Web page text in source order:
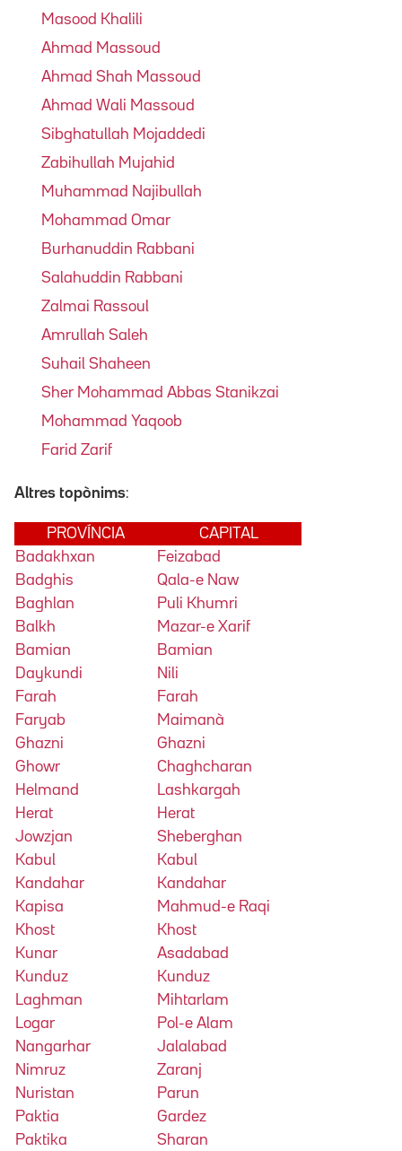
Masood Khalili
Ahmad Massoud
Ahmad Shah Massoud
Ahmad Wali Massoud
Sibghatullah Mojaddedi
Zabihullah Mujahid
Muhammad Najibullah
Mohammad Omar
Burhanuddin Rabbani
Salahuddin Rabbani
Zalmai Rassoul
Amrullah Saleh
Suhail Shaheen
Sher Mohammad Abbas Stanikzai
Mohammad Yaqoob
Farid Zarif
Altres topònims:
PROVÍNCIA
CAPITAL
Badakhxan
Feizabad
Badghis
Qala-e Naw
Baghlan
Puli Khumri
Balkh
Mazar-e Xarif
Bamian
Bamian
Daykundi
Nili
Farah
Farah
Faryab
Maimanà
Ghazni
Ghazni
Ghowr
Chaghcharan
Helmand
Lashkargah
Herat
Herat
Jowzjan
Sheberghan
Kabul
Kabul
Kandahar
Kandahar
Kapisa
Mahmud-e Raqi
Khost
Khost
Kunar
Asadabad
Kunduz
Kunduz
Laghman
Mihtarlam
Logar
Pol-e Alam
Nangarhar
Jalalabad
Nimruz
Zaranj
Nuristan
Parun
Paktia
Gardez
Paktika
Sharan